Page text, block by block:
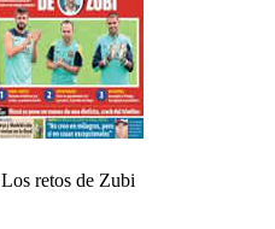
Los retos de Zubi